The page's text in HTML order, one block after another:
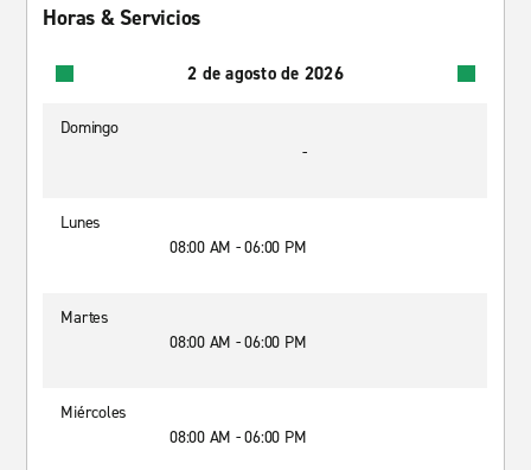
Horas & Servicios
2 de agosto de 2026
Domingo
-
Lunes
08:00 AM - 06:00 PM
Martes
08:00 AM - 06:00 PM
Miércoles
08:00 AM - 06:00 PM